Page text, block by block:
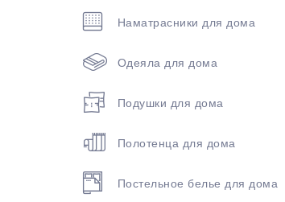
Наматрасники для дома
Одеяла для дома
Подушки для дома
Полотенца для дома
Постельное белье для дома